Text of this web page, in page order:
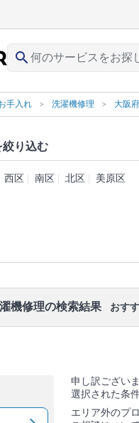
search
手入れ 洗濯機修理 大阪府
絞り込む
西区 南区 北区 美原区
機修理の検索結果 おす
申し訳ございま
選択された条
エリア外のプ